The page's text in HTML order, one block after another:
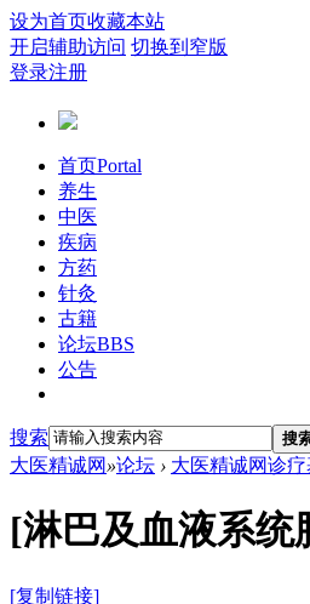
设为首页收藏本站
开启辅助访问 切换到窄版
登录注册
首页Portal
养生
中医
疾病
方药
针灸
古籍
论坛BBS
公告
搜索 搜
大医精诚网 »论坛 › 大医精诚网诊
[淋巴及血液系统
[复制链接]